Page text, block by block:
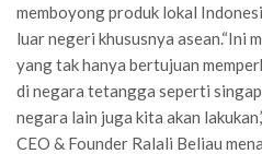
memboyong produk lokal
luar negeri khususnya asean.“Ini
yang tak hanya bertujuan
di negara tetangga seperti
negara lain juga kita akan
CEO & Founder Ralali Beliau